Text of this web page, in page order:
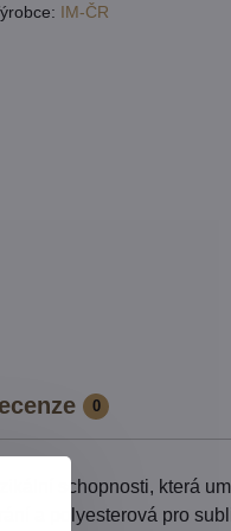
IM-ČR
0
schopnosti, která
a polyesterová pro